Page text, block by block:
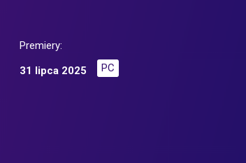
Premiery:
31 lipca 2025
PC